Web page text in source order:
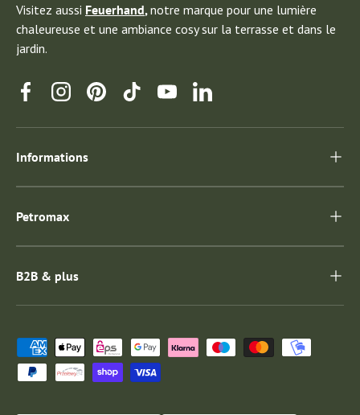
Visitez aussi Feuerhand, notre marque pour une lumière
chaleureuse et une ambiance cosy sur la terrasse et dans le
jardin.
FacebookInstagramPinterestTikTokYouTubeLinkedin
Informations
Petromax
B2B & plus
Moyens de paiement acceptés